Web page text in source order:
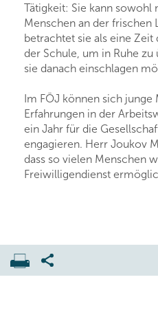
Tätigkeit: Sie kann sowohl
Menschen an der frischen
betrachtet sie als eine
der Schule, um in Ruhe
sie danach einschlagen
Im FÖJ können sich junge
Erfahrungen in der
ein Jahr für die
engagieren. Herr Joukov
dass so vielen Menschen
Freiwilligendienst